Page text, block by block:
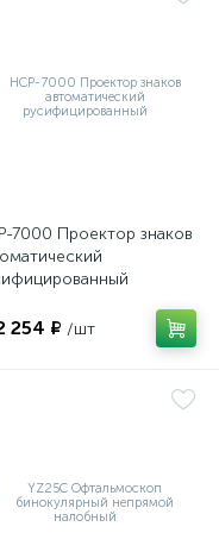
7000 Проектор знаков
254 ₽ /шт